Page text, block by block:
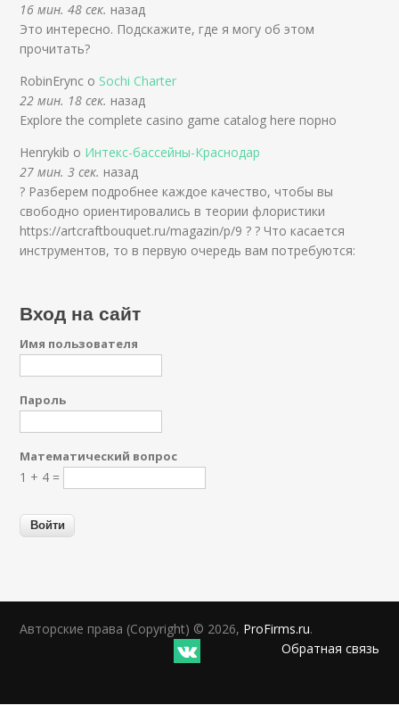
16 мин. 48 сек. назад
Это интересно. Подскажите, где я могу об этом
прочитать?
RobinErync о Sochi Charter
22 мин. 18 сек. назад
Explore the complete casino game catalog here порно
Henrykib о Интекс-бассейны-Краснодар
27 мин. 3 сек. назад
? Разберем подробнее каждое качество, чтобы вы
свободно ориентировались в теории флористики
https://artcraftbouquet.ru/magazin/p/9 ? ? Что касается
инструментов, то в первую очередь вам потребуются:
Вход на сайт
Имя пользователя
Пароль
Математический вопрос
1 + 4 =
Авторские права (Copyright) © 2026, ProFirms.ru.
Обратная связь